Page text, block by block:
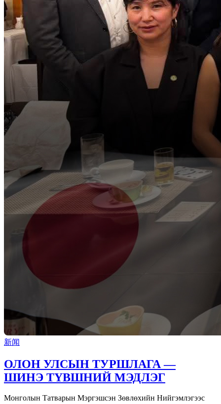
新闻
ОЛОН УЛСЫН ТУРШЛАГА —
ШИНЭ ТҮВШНИЙ МЭДЛЭГ
Монголын Татварын Мэргэшсэн Зөвлөхийн Нийгэмлэгээс